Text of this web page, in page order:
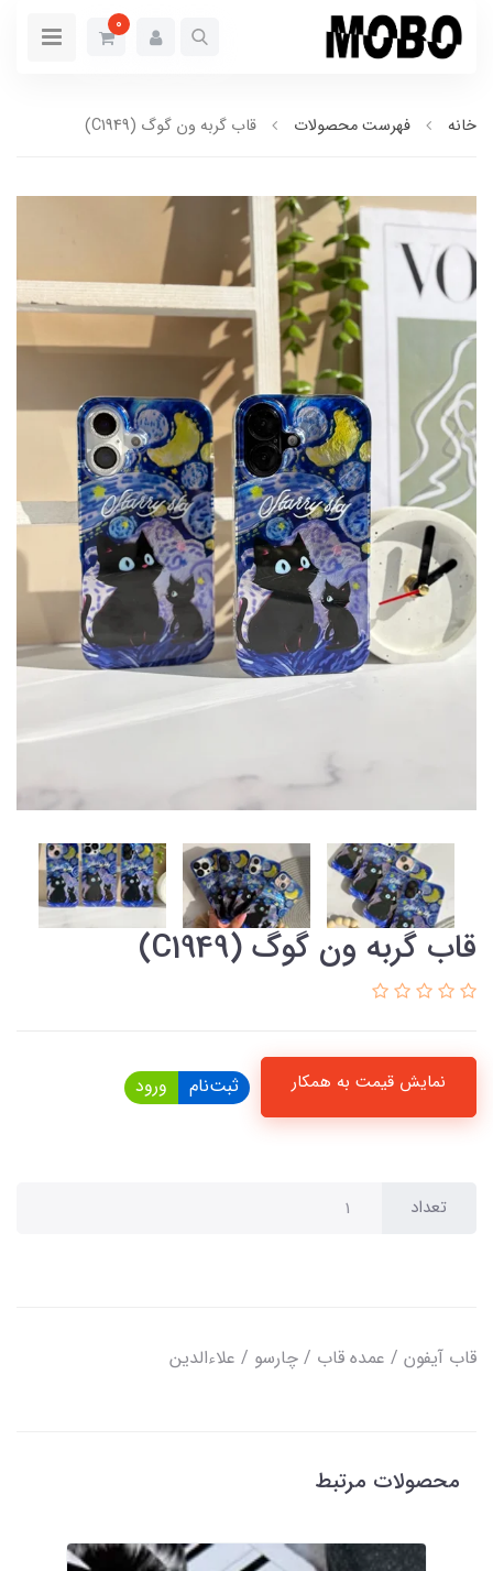
0
خانه فهرست محصولات قاب گربه ون گوگ (C1949)
قاب گربه ون گوگ (C1949)
نمایش قیمت به همکار ثبت‌نام ورود
تعداد
قاب آیفون / عمده قاب / چارسو / علاءالدین
محصولات مرتبط